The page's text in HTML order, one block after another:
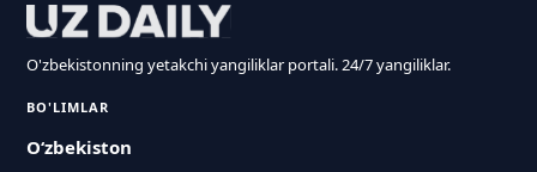
O'zbekistonning yetakchi yangiliklar portali. 24/7 yangiliklar.
BO'LIMLAR
O‘zbekiston